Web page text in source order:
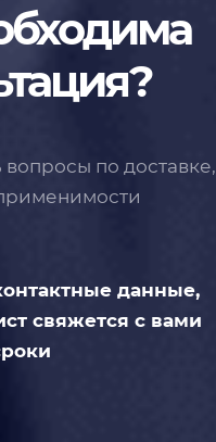
по доставке,
данные,
свяжется с вами